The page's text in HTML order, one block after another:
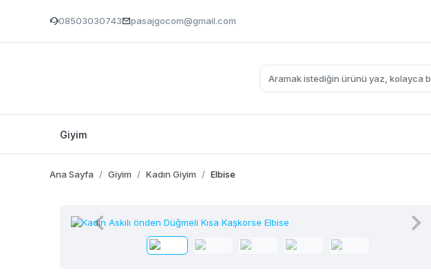
08503030743 pasajgocom@gmail.com
Giyim
Ana Sayfa Giyim Kadın Giyim Elbise